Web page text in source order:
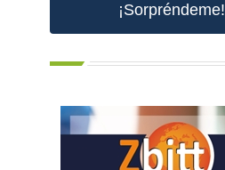
¡Sorpréndeme!